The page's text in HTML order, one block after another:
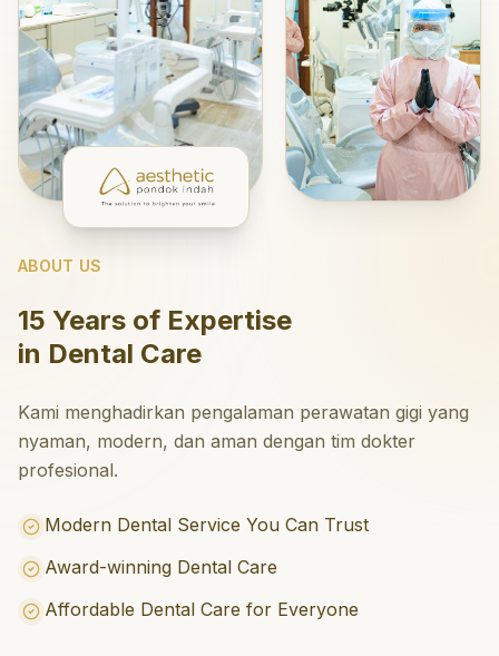
ABOUT US
15 Years of Expertise
in Dental Care
Kami menghadirkan pengalaman perawatan gigi yang
nyaman, modern, dan aman dengan tim dokter
profesional.
Modern Dental Service You Can Trust
Award-winning Dental Care
Affordable Dental Care for Everyone